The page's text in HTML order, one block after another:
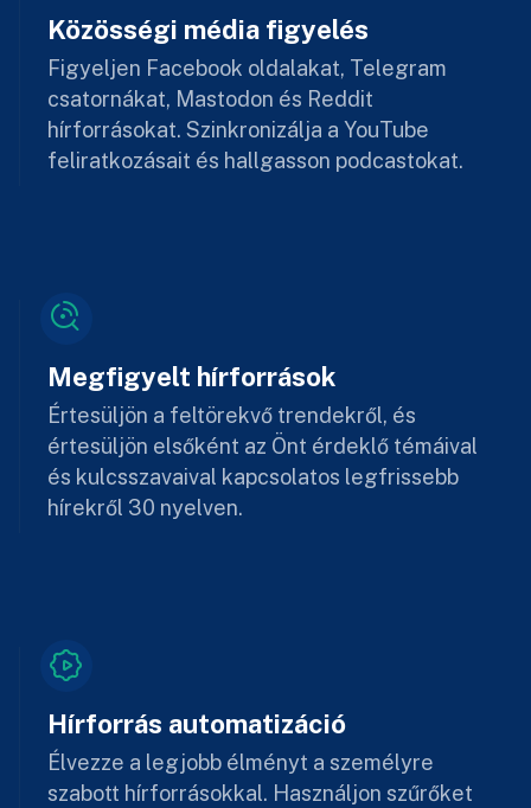
Közösségi média figyelés
Figyeljen Facebook oldalakat, Telegram
csatornákat, Mastodon és Reddit
hírforrásokat. Szinkronizálja a YouTube
feliratkozásait és hallgasson podcastokat.
Megfigyelt hírforrások
Értesüljön a feltörekvő trendekről, és
értesüljön elsőként az Önt érdeklő témáival
és kulcsszavaival kapcsolatos legfrissebb
hírekről 30 nyelven.
Hírforrás automatizáció
Élvezze a legjobb élményt a személyre
szabott hírforrásokkal. Használjon szűrőket